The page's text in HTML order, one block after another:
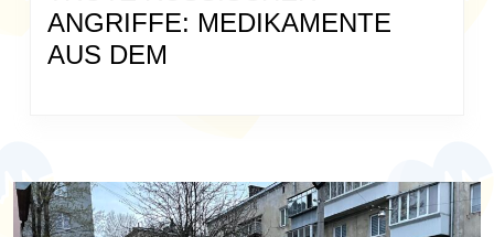
ANGRIFFE: MEDIKAMENTE
AUS DEM